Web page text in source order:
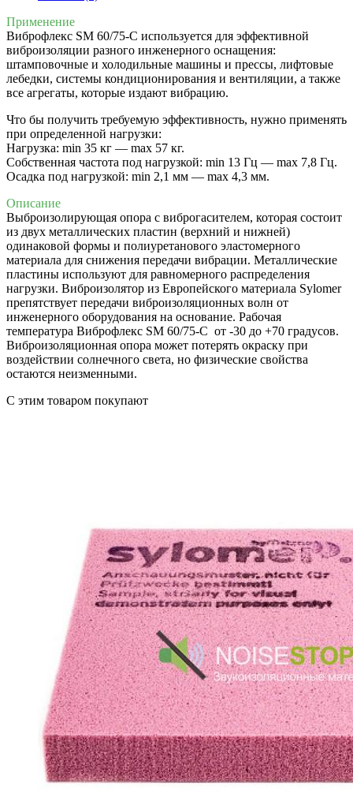
Применение
Виброфлекс SM 60/75-C используется для эффективной
виброизоляции разного инженерного оснащения:
штамповочные и холодильные машины и прессы, лифтовые
лебедки, системы кондиционирования и вентиляции, а также
все агрегаты, которые издают вибрацию.
Что бы получить требуемую эффективность, нужно применять
при определенной нагрузки:
Нагрузка: min 35 кг — max 57 кг.
Собственная частота под нагрузкой: min 13 Гц — max 7,8 Гц.
Осадка под нагрузкой: min 2,1 мм — max 4,3 мм.
Описание
Выброизолирующая опора с виброгасителем, которая состоит
из двух металлических пластин (верхний и нижней)
одинаковой формы и полиуретанового эластомерного
материала для снижения передачи вибрации. Металлические
пластины используют для равномерного распределения
нагрузки. Виброизолятор из Европейского материала Sylomer
препятствует передачи виброизоляционных волн от
инженерного оборудования на основание. Рабочая
температура Виброфлекс SM 60/75-C от -30 до +70 градусов.
Виброизоляционная опора может потерять окраску при
воздействии солнечного света, но физические свойства
остаются неизменными.
C этим товаром покупают